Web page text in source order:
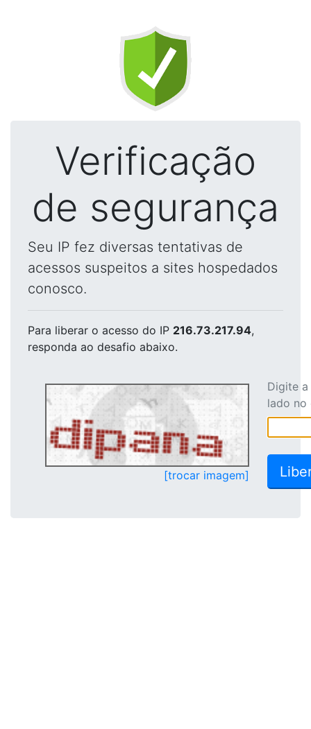
Verificação
de segurança
Seu IP fez diversas tentativas de
acessos suspeitos a sites hospedados
conosco.
Para liberar o acesso do IP 216.73.217.94,
responda ao desafio abaixo.
[trocar imagem]
Digite
lado no